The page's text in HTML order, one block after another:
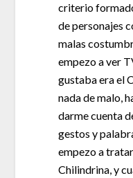
criterio
de personajes
malas
empezo a ver
gustaba era el
nada de malo,
darme cuenta
gestos y
empezo a
Chilindrina, y